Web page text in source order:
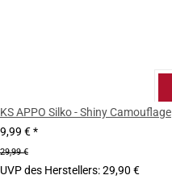
KS APPO Silko - Shiny Camouflage
9,99 €*
29,99 €
UVP des Herstellers:29,90 €